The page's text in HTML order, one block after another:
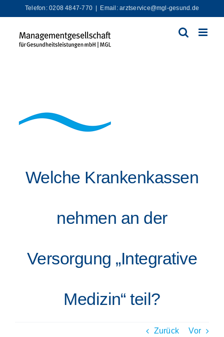
Inhalt
springen
Telefon: 0208 4847-770 Email: arztservice@mgl-gesund.de
Welche Krankenkassen
nehmen an der
Versorgung „Integrative
Medizin“ teil?
Zurück Vor